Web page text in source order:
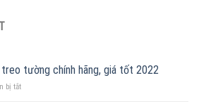
tường chính hãng, giá tốt 2022
bị tắtở